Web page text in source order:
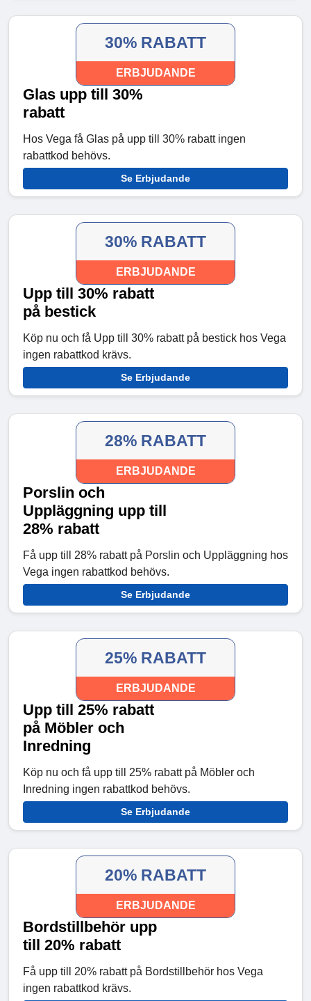
30% RABATT
ERBJUDANDE
Glas upp till 30%
rabatt
Hos Vega få Glas på upp till 30% rabatt ingen
rabattkod behövs.
Se Erbjudande
30% RABATT
ERBJUDANDE
Upp till 30% rabatt
på bestick
Köp nu och få Upp till 30% rabatt på bestick hos Vega
ingen rabattkod krävs.
Se Erbjudande
28% RABATT
ERBJUDANDE
Porslin och
Uppläggning upp till
28% rabatt
Få upp till 28% rabatt på Porslin och Uppläggning hos
Vega ingen rabattkod behövs.
Se Erbjudande
25% RABATT
ERBJUDANDE
Upp till 25% rabatt
på Möbler och
Inredning
Köp nu och få upp till 25% rabatt på Möbler och
Inredning ingen rabattkod behövs.
Se Erbjudande
20% RABATT
ERBJUDANDE
Bordstillbehör upp
till 20% rabatt
Få upp till 20% rabatt på Bordstillbehör hos Vega
ingen rabattkod krävs.